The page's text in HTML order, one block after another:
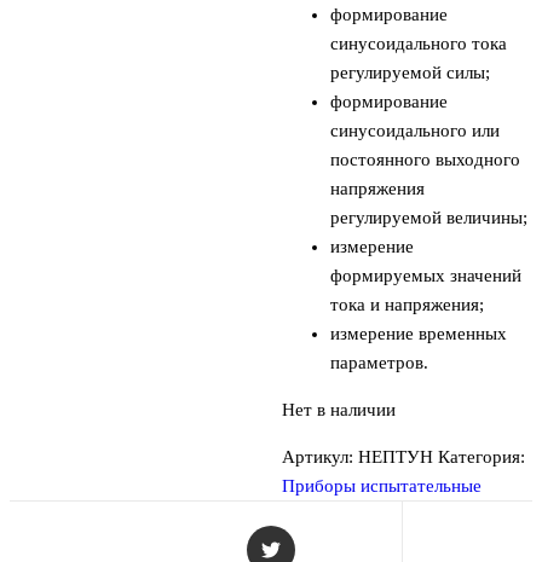
формирование
синусоидального тока
регулируемой силы;
формирование
синусоидального или
постоянного выходного
напряжения
регулируемой величины;
измерение
формируемых значений
тока и напряжения;
измерение временных
параметров.
Нет в наличии
Артикул: НЕПТУН Категория:
Приборы испытательные